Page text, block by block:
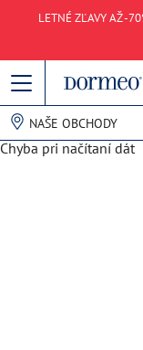
LETNÉ ZĽAVY AŽ -
NAŠE OBCHODY
Chyba pri načítaní dát